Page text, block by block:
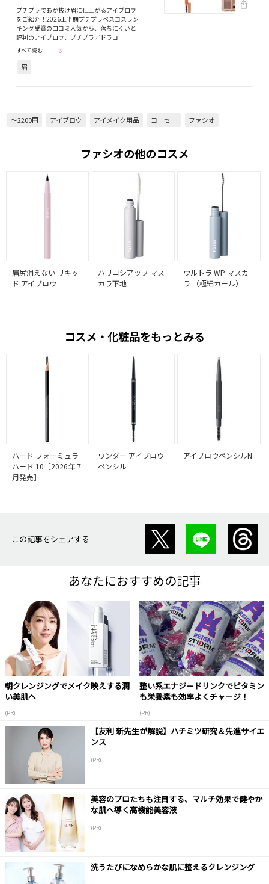
プチプラであか抜け眉に仕上がるアイブロウ
をご紹介！2026上半期プチプラベスコスラン
キング受賞の口コミ人気から、落ちにくいと
評判のアイブロウ、プチプラ／ドラコ…
すべて読む
眉
～2200円 アイブロウ アイメイク用品 コーセー ファシオ
ファシオの他のコスメ
眉尻消えない リキッ
ド アイブロウ
ハリコシアップ マス
カラ下地
ウルトラ WP マスカ
ラ （極細カール）
コスメ・化粧品をもっとみる
ハード フォーミュラ
ハード 10［2026年 7
月発売］
ワンダー アイブロウ
ペンシル
アイブロウペンシルN
この記事をシェアする
あなたにおすすめの記事
朝クレンジングでメイク映えする潤
い美肌へ
(PR)
整い系エナジードリンクでビタミン
も栄養素も効率よくチャージ！
(PR)
【友利 新先生が解説】ハチミツ研究＆先進サイエ
ンス
(PR)
美容のプロたちも注目する、マルチ効果で健やか
な肌へ導く高機能美容液
(PR)
洗うたびになめらかな肌に整えるクレンジング